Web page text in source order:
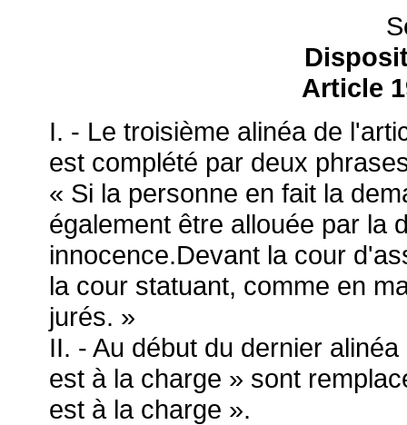
Article
I. - Le troisième alinéa de
est complété par deux
« Si la personne en fait la
également être allouée par la
innocence.Devant la cour
la cour statuant, comme en
jurés. »
II. - Au début du dernier
est à la charge » sont
est à la charge ».